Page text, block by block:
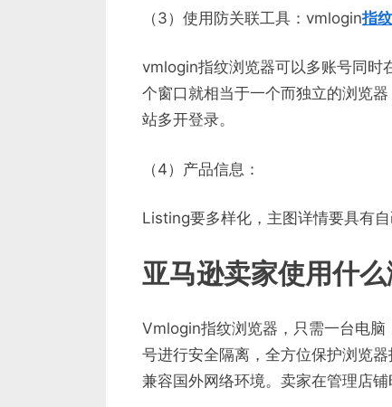
（3）使用防关联工具：vmlogin指
vmlogin指纹浏览器可以多账号同时
个窗口就相当于一个而独立的浏览
站多开登录。
（4）产品信息：
Listing要多样化，主图详情要具有
亚马逊卖家使用什
Vmlogin指纹浏览器，只需一台电
号进行安全隔离，全方位保护浏览器
兼容国外网络环境。卖家在管理店